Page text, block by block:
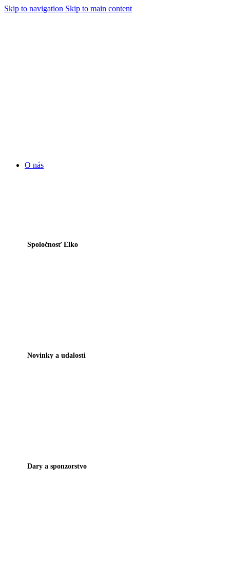
Skip to navigation Skip to main content
O nás
Spoločnosť Elko
Novinky a udalosti
Dary a sponzorstvo